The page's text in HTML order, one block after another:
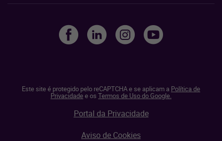
Este site é protegido pelo reCAPTCHA e se aplicam a Política de
Privacidadee os Termos de Uso do Google.
Portal da Privacidade
Aviso de Cookies